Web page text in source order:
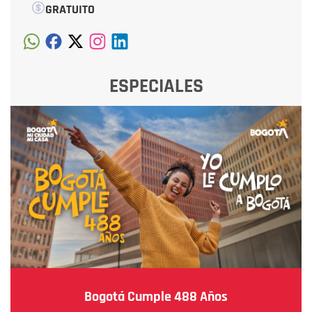
GRATUITO
ESPECIALES
Bogotá Cumple 488 Años